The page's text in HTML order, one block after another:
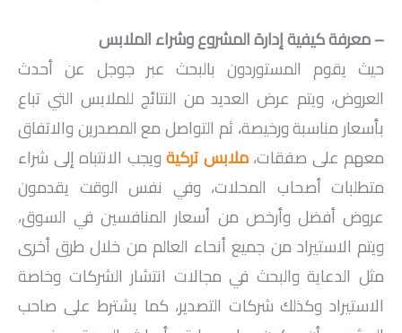
– معرفة كيفية إدارة المشروع وشراء الملابس
حيث يقوم المستوردون بالبحث عبر جوجل عن أحدث
العروض، ويتم عرض العديد من النتائج للملابس التي تباع
بأسعار مناسبة ورخيصة، ثم التواصل مع المصدرين والاتفاق
معهم على صفقات،ملابس تركيةويجب الانتباه إلى شراء
متطلبات أصحاب المحلات، وفي نفس الوقت يقدمون
عروض أفضل وأرخص من أسعار المنافسين في السوق،
ويتم الاستيراد من جميع أنحاء العالم من خلال طرق أخرى
مثل الدعاية والبحث في مجالات انتشار الشركات وخاصة
الاستيراد وكذلك شركات التصدير، كما يشترط على صاحب